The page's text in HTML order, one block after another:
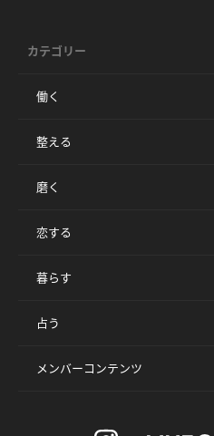
カテゴリー
働く
整える
磨く
恋する
暮らす
占う
メンバーコンテンツ